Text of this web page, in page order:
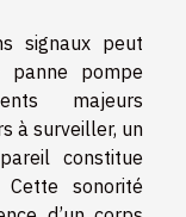
signaux peut
pompe
majeurs
à surveiller, un
constitue
sonorité